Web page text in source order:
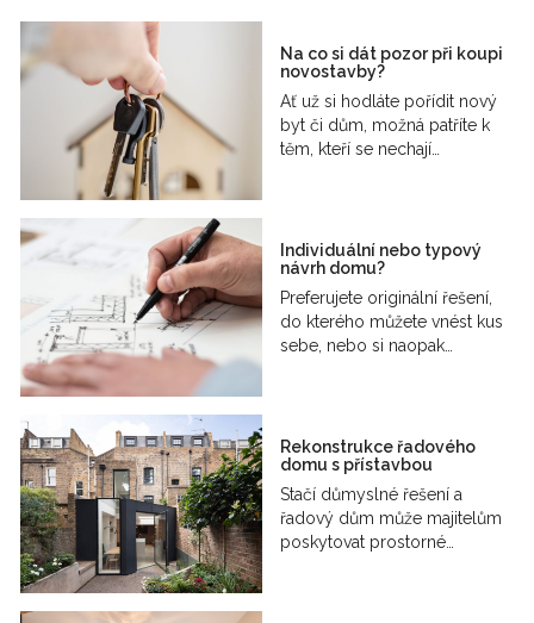
Na co si dát pozor při koupi
novostavby?
Ať už si hodláte pořídit nový
byt či dům, možná patříte k
těm, kteří se nechají…
Individuální nebo typový
návrh domu?
Preferujete originální řešení,
do kterého můžete vnést kus
sebe, nebo si naopak…
Rekonstrukce řadového
domu s přístavbou
Stačí důmyslné řešení a
řadový dům může majitelům
poskytovat prostorné…